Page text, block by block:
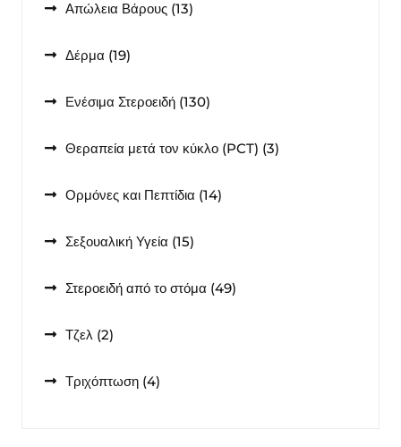
Απώλεια Βάρους 1313
Δέρμα 1919
Ενέσιμα Στεροειδή 130130
Θεραπεία μετά τον κύκλο (PCT) 33
Ορμόνες και Πεπτίδια 1414
Σεξουαλική Υγεία 1515
Στεροειδή από το στόμα 4949
Τζελ 22
Τριχόπτωση 44